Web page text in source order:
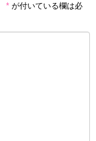
* が付いている欄は必